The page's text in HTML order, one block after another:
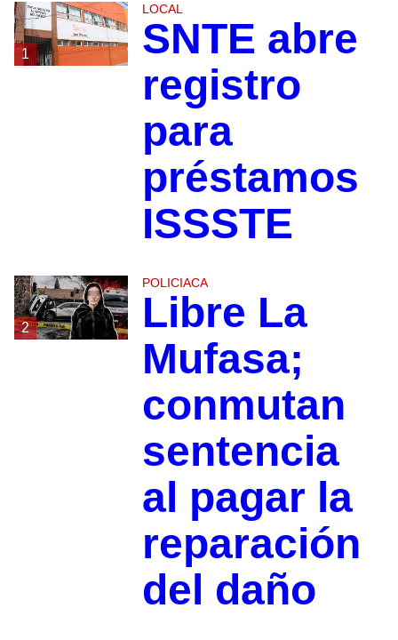
1
LOCAL
SNTE abre
registro
para
préstamos
ISSSTE
2
POLICIACA
Libre La
Mufasa;
conmutan
sentencia
al pagar la
reparación
del daño